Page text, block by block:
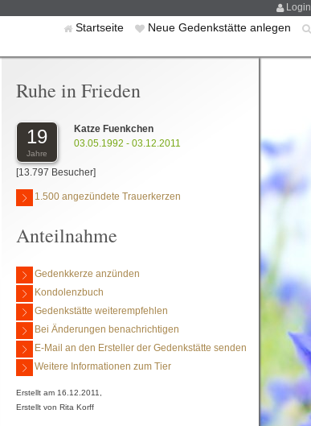
Login
Startseite Neue Gedenkstätte anlegen
Ruhe in Frieden
19
Jahre
Katze Fuenkchen
03.05.1992 - 03.12.2011
[13.797 Besucher]
1.500 angezündete Trauerkerzen
Anteilnahme
Gedenkkerze anzünden
Kondolenzbuch
Gedenkstätte weiterempfehlen
Bei Änderungen benachrichtigen
E-Mail an den Ersteller der Gedenkstätte senden
Weitere Informationen zum Tier
Erstellt am 16.12.2011,
Erstellt von Rita Korff